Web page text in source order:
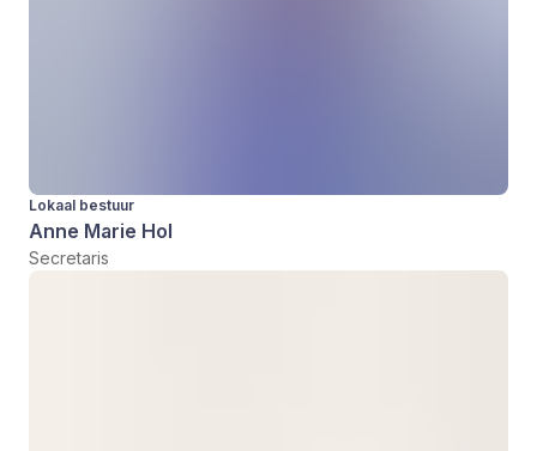
Lokaal bestuur
Anne Marie Hol
Secretaris